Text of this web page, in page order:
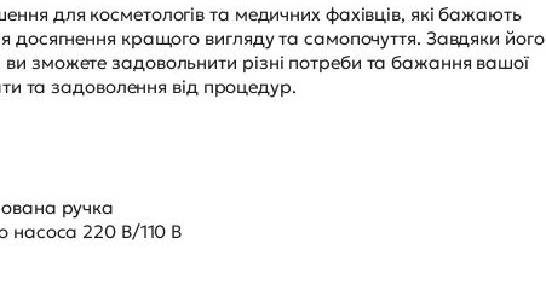
для косметологів та медичних фахівців, які бажають
досягнення кращого вигляду та самопочуття. Завдяки його
зможете задовольнити різні потреби та бажання вашої
та задоволення від процедур.
ручка
насоса 220 В/110 В